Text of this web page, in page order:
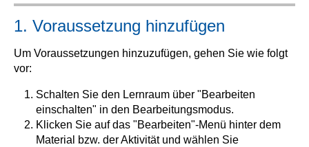
1. Voraussetzung hinzufügen
Um Voraussetzungen hinzuzufügen, gehen Sie wie folgt
vor:
Schalten Sie den Lernraum über "Bearbeiten
einschalten" in den Bearbeitungsmodus.
Klicken Sie auf das "Bearbeiten"-Menü hinter dem
Material bzw. der Aktivität und wählen Sie